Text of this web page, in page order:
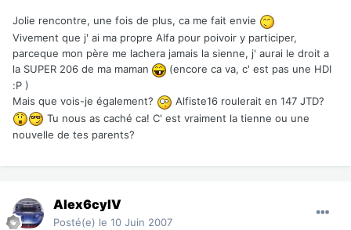
Jolie rencontre, une fois de plus, ca me fait envie
Vivement que j' ai ma propre Alfa pour poivoir y participer,
parceque mon père me lachera jamais la sienne, j' aurai le droit a
la SUPER 206 de ma maman
(encore ca va, c' est pas une HDI
:P )
Mais que vois-je également?
Alfiste16 roulerait en 147 JTD?
Tu nous as caché ca! C' est vraiment la tienne ou une
nouvelle de tes parents?
Alex6cylV
Posté(e) le 10 Juin 2007